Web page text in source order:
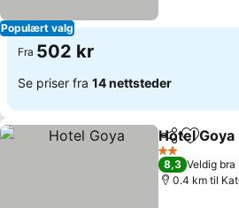
Populært valg
Fra 502 kr
Se priser fra 14 nettsteder
Del Legg
Hotel Goya
2 Stjerner
8,3 Veldig bra
0.4 km til